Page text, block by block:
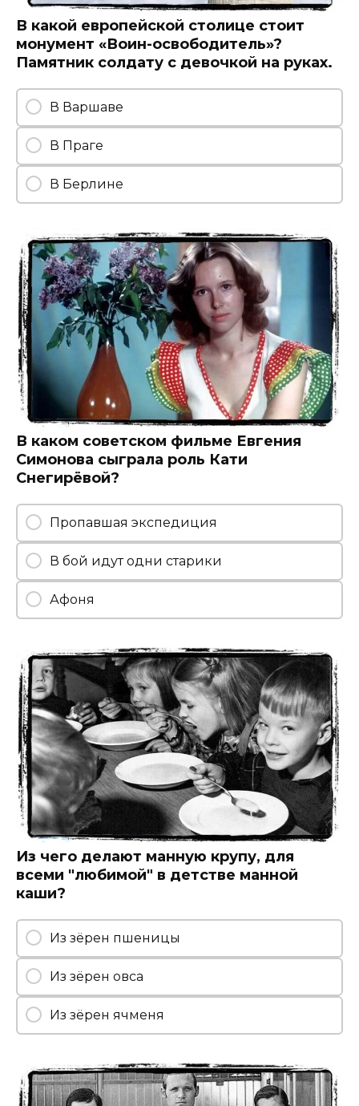
В какой европейской столице стоит
монумент «Воин-освободитель»?
Памятник солдату с девочкой на руках.
В Варшаве
В Праге
В Берлине
В каком советском фильме Евгения
Симонова сыграла роль Кати
Снегирёвой?
Пропавшая экспедиция
В бой идут одни старики
Афоня
Из чего делают манную крупу, для
всеми "любимой" в детстве манной
каши?
Из зёрен пшеницы
Из зёрен овса
Из зёрен ячменя